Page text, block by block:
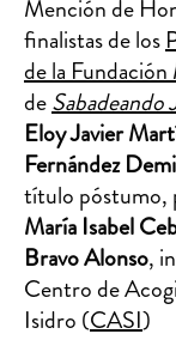
Mención de
finalistas de los
de la
deSabadeando
Eloy Javier
Fernández
título póstumo,
María Isabel
Bravo Alonso,
Centro de
Isidro (CASI)